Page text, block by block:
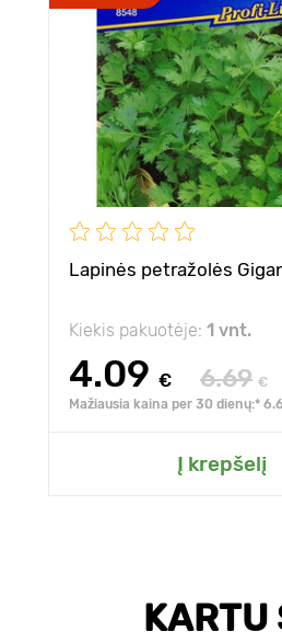
Lapinės petražolės
Kiekis pakuotėje: 1 vnt.
4.09 € 6.69 €
Mažiausia kaina per 30 dienų:*
Į krepšelį
KARTU